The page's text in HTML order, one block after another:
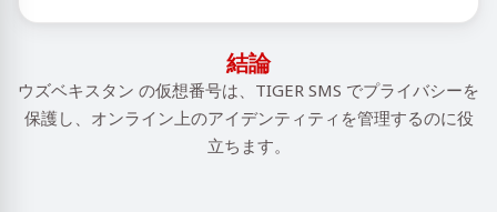
結論
ウズベキスタン の仮想番号は、TIGER SMS でプライバシーを
保護し、オンライン上のアイデンティティを管理するのに役
立ちます。